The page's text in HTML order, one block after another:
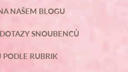
NAŠEM BLOGU
SNOUBENCŮ
PODLE RUBRIK